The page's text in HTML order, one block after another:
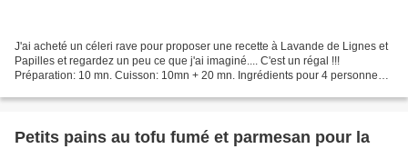
J'ai acheté un céleri rave pour proposer une recette à Lavande de Lignes et
Papilles et regardez un peu ce que j'ai imaginé.... C'est un régal !!!
Préparation: 10 mn. Cuisson: 10mn + 20 mn. Ingrédients pour 4 personnes:
Petits pains au tofu fumé et parmesan pour la